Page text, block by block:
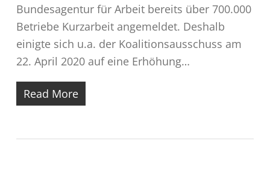
Bundesagentur für Arbeit bereits über 700.000
Betriebe Kurzarbeit angemeldet. Deshalb
einigte sich u.a. der Koalitionsausschuss am
22. April 2020 auf eine Erhöhung…
Read More